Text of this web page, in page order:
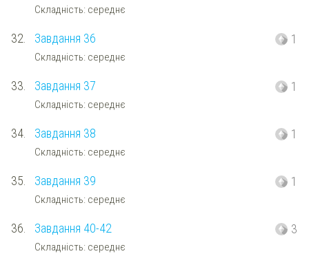
Складність: середнє
32. Завдання 36
Складність: середнє
1
33. Завдання 37
Складність: середнє
1
34. Завдання 38
Складність: середнє
1
35. Завдання 39
Складність: середнє
1
36. Завдання 40-42
Складність: середнє
3